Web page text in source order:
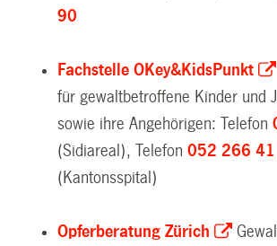
90
Fachstelle OKey&KidsPunkt
für gewaltbetroffene Kinder und
sowie ihre Angehörigen: Telefon
(Sidiareal), Telefon052 266
(Kantonsspital)
Opferberatung Zürich